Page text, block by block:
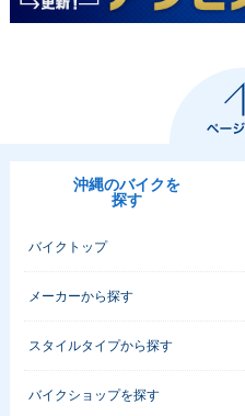
沖縄のバイクを
探す
バイクトップ
メーカーから探す
スタイルタイプから探す
バイクショップを探す